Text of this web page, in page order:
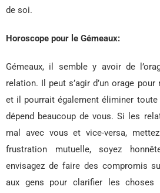
de soi.
Horoscope pour le Gémeaux:
Gémeaux, il semble y avoir de
relation. Il peut s’agir d’un orage
et il pourrait également éliminer
dépend beaucoup de vous. Si les
mal avec vous et vice-versa,
frustration mutuelle, soyez
envisagez de faire des compromis
aux gens pour clarifier les choses